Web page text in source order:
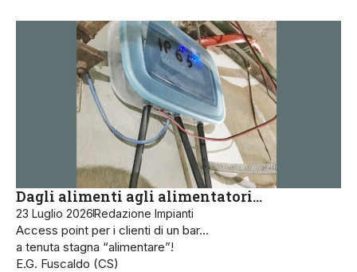
Dagli alimenti agli alimentatori…
23 Luglio 2026Redazione Impianti
Access point per i clienti di un bar…
a tenuta stagna “alimentare”!
E.G. Fuscaldo (CS)